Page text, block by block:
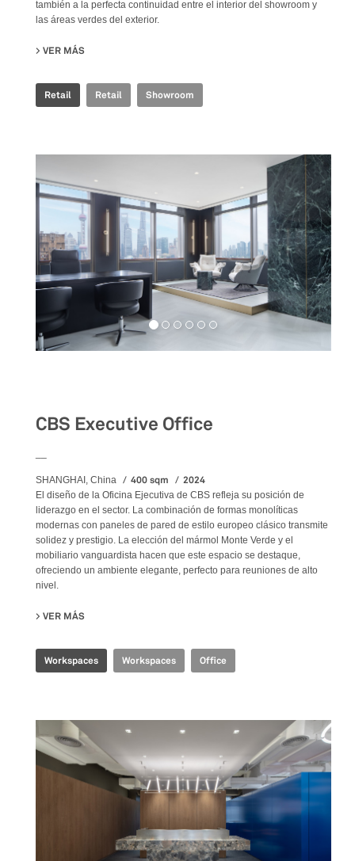
también a la perfecta continuidad entre el interior del showroom y
las áreas verdes del exterior.
VER MÁS
Retail Retail Showroom
CBS Executive Office
SHANGHAI, China 400 sqm 2024
El diseño de la Oficina Ejecutiva de CBS refleja su posición de
liderazgo en el sector. La combinación de formas monolíticas
modernas con paneles de pared de estilo europeo clásico transmite
solidez y prestigio. La elección del mármol Monte Verde y el
mobiliario vanguardista hacen que este espacio se destaque,
ofreciendo un ambiente elegante, perfecto para reuniones de alto
nivel.
VER MÁS
Workspaces Workspaces Office